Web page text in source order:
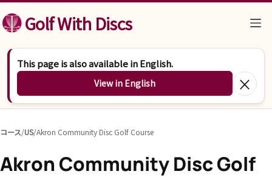
コンテンツへスキップ
Golf With Discs
This page is also available in English.
View in English ×
コース/US/Akron Community Disc Golf Course
Akron Community Disc Golf